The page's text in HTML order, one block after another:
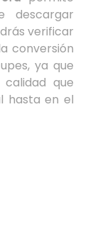
descargar
verificar
conversión
ya que
que
hasta en el